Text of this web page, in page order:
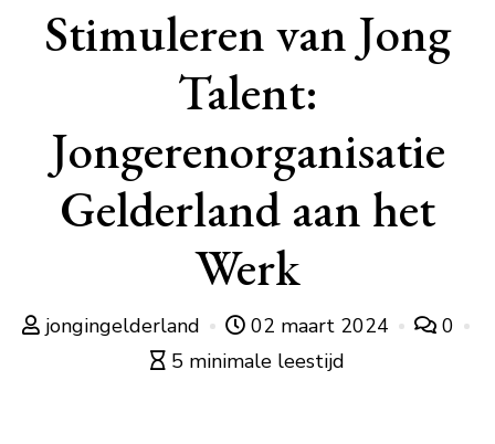
Stimuleren van Jong
Talent:
Jongerenorganisatie
Gelderland aan het
Werk
jongingelderland 02 maart 2024
0
5 minimale leestijd